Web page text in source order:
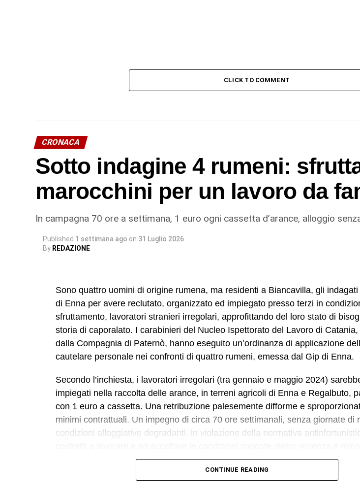
CLICK TO COMMENT
CRONACA
Sotto indagine 4 rumeni:
marocchini per un lavoro da
In campagna 70 ore a settimana, 1 euro ogni cassetta d’arance, alloggio
Published 1 settimana ago on 31 Luglio 2026
By REDAZIONE
Sono quattro uomini di origine rumena, ma residenti a Biancavilla, gli
di Enna per avere reclutato, organizzato ed impiegato presso terzi in
sfruttamento, lavoratori stranieri irregolari, approfittando del loro stato di
storia di caporalato. I carabinieri del Nucleo Ispettorato del Lavoro di
dalla Compagnia di Paternò, hanno eseguito un’ordinanza di applicazione
cautelare personale nei confronti di quattro rumeni, emessa dal Gip di Enna.
Secondo l’inchiesta, i lavoratori irregolari (tra gennaio e maggio 2024)
impiegati nella raccolta delle arance, in terreni agricoli di Enna e Regalbuto,
con 1 euro a cassetta. Una retribuzione palesemente difforme e
minimi contrattuali. Un impegno di circa 70 ore settimanali, senza giornate di
condizioni alloggiative degradanti, in violazione della normativa
L’indagine è scaturita dalla denuncia di quattro cittadini marocchini dipendenti
pseudo imprenditore rumeno, sostenuti dall’associazione Penelope, sulle cui
CONTINUE READING